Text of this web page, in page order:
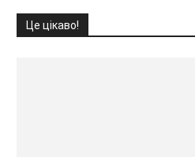
Це цікаво!